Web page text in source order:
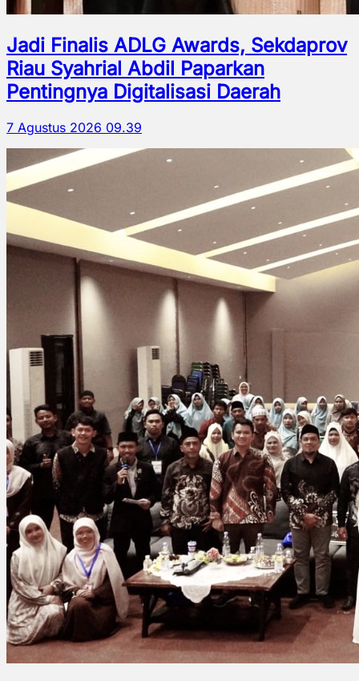
Jadi Finalis ADLG Awards, Sekdaprov
Riau Syahrial Abdil Paparkan
Pentingnya Digitalisasi Daerah
7 Agustus 2026 09.39